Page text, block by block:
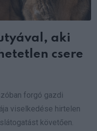
aki
csere
forgó gazdi
viselkedése hirtelen
követően.